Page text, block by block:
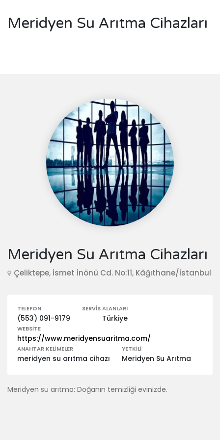
Meridyen Su Arıtma Cihazları
Meridyen Su Arıtma Cihazları
Çeliktepe, İsmet İnönü Cd. No:11, Kâğıthane/İstanbul
TELEFON
(553) 091-9179
SERVIS ALANLARI
Türkiye
WEBSITE
https://www.meridyensuaritma.com/
ANAHTAR KELIMELER
meridyen su arıtma cihazı
YETKILI
Meridyen Su Arıtma
Meridyen su arıtma: Doğanın temizliği evinizde.